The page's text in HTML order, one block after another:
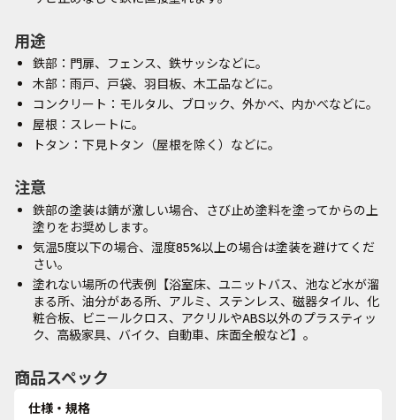
用途
鉄部：門扉、フェンス、鉄サッシなどに。
木部：雨戸、戸袋、羽目板、木工品などに。
コンクリート：モルタル、ブロック、外かべ、内かべなどに。
屋根：スレートに。
トタン：下見トタン（屋根を除く）などに。
注意
鉄部の塗装は錆が激しい場合、さび止め塗料を塗ってからの上
塗りをお奨めします。
気温5度以下の場合、湿度85%以上の場合は塗装を避けてくだ
さい。
塗れない場所の代表例【浴室床、ユニットバス、池など水が溜
まる所、油分がある所、アルミ、ステンレス、磁器タイル、化
粧合板、ビニールクロス、アクリルやABS以外のプラスティッ
ク、高級家具、バイク、自動車、床面全般など】。
商品スペック
仕様・規格